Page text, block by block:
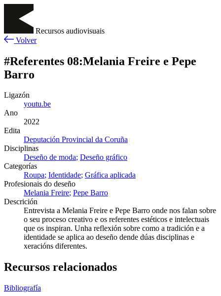
Recursos audiovisuais
Volver
#Referentes 08:Melania Freire e Pepe
Barro
Ligazón
youtu.be
Ano
2022
Edita
Deputación Provincial da Coruña
Disciplinas
Deseño de moda Deseño gráfico
Categorías
Roupa Identidade Gráfica aplicada
Profesionais do deseño
Melania Freire Pepe Barro
Descrición
Entrevista a Melania Freire e Pepe Barro onde nos falan sobre
o seu proceso creativo e os referentes estéticos e intelectuais
que os inspiran. Unha reflexión sobre como a tradición e a
identidade se aplica ao deseño dende dúas disciplinas e
xeracións diferentes.
Recursos relacionados
Bibliografía